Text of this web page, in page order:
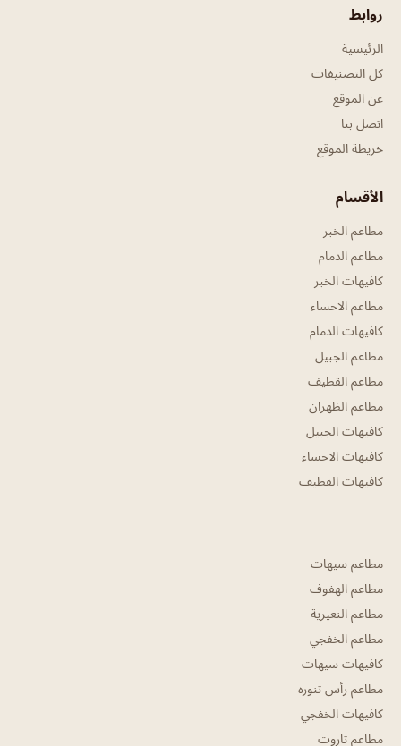
روابط
الرئيسية
كل التصنيفات
عن الموقع
اتصل بنا
خريطة الموقع
الأقسام
مطاعم الخبر
مطاعم الدمام
كافيهات الخبر
مطاعم الاحساء
كافيهات الدمام
مطاعم الجبيل
مطاعم القطيف
مطاعم الظهران
كافيهات الجبيل
كافيهات الاحساء
كافيهات القطيف
مطاعم سيهات
مطاعم الهفوف
مطاعم النعيرية
مطاعم الخفجي
كافيهات سيهات
مطاعم رأس تنوره
كافيهات الخفجي
مطاعم تاروت